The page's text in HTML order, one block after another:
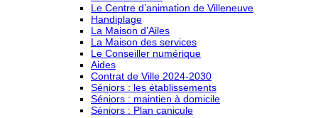
Le Centre d’animation de Villeneuve
Handiplage
La Maison d’Ailes
La Maison des services
Le Conseiller numérique
Aides
Contrat de Ville 2024-2030
Séniors : les établissements
Séniors : maintien à domicile
Séniors : Plan canicule